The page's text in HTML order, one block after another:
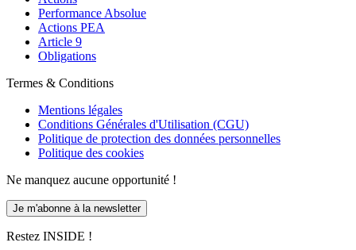
Performance Absolue
Actions PEA
Article 9
Obligations
Termes & Conditions
Mentions légales
Conditions Générales d'Utilisation (CGU)
Politique de protection des données personnelles
Politique des cookies
Ne manquez aucune opportunité !
Je m'abonne à la newsletter
Restez INSIDE !